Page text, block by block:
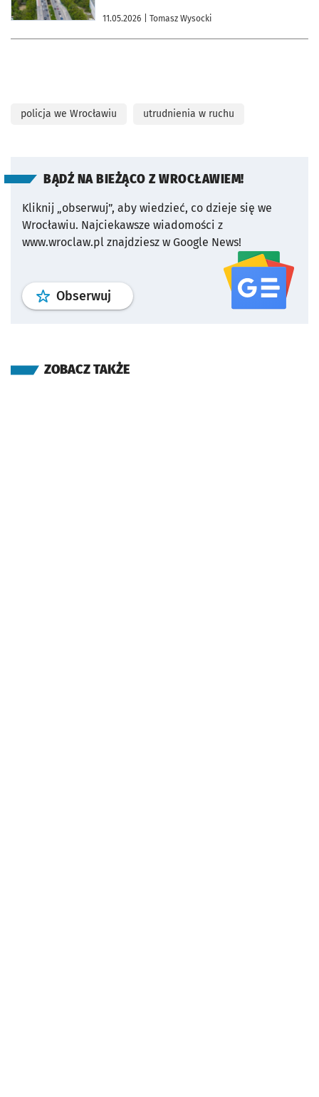
11.05.2026 | Tomasz Wysocki
policja we Wrocławiu utrudnienia w ruchu
BĄDŹ NA BIEŻĄCO Z WROCŁAWIEM!
Kliknij „obserwuj”, aby wiedzieć, co dzieje się we
Wrocławiu. Najciekawsze wiadomości z
www.wroclaw.pl znajdziesz w Google News!
Obserwuj profil serwisu
ZOBACZ TAKŻE